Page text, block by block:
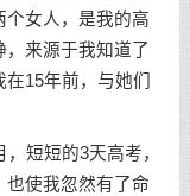
个女人，是我的高
来源于我知道了
15年前，与她们
短短的3天高考，
也使我忽然有了命